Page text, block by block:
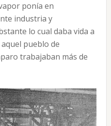
ponía en
industria y
lo cual daba vida a
pueblo de
trabajaban más de